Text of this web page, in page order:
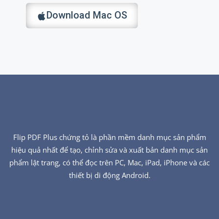
Download Mac OS
Flip PDF Plus chứng tỏ là phần mềm danh mục sản phẩm
hiệu quả nhất để tạo, chỉnh sửa và xuất bản danh mục sản
phẩm lật trang, có thể đọc trên PC, Mac, iPad, iPhone và các
thiết bị di động Android.